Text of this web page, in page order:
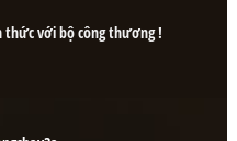
thức với bộ công thương !